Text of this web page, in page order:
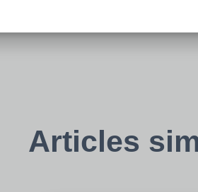
Articles